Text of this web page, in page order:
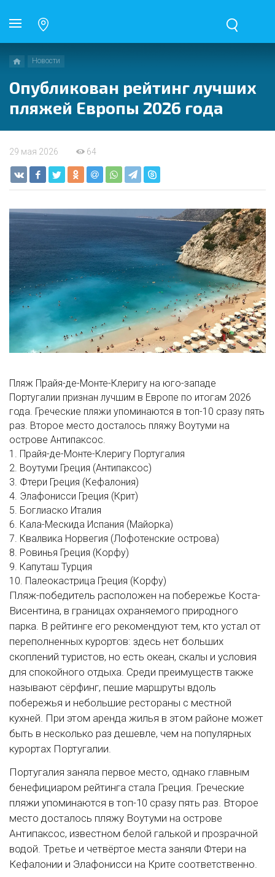
Новости
Опубликован рейтинг лучших
пляжей Европы 2026 года
29 мая 2026 64
Пляж Прайя-де-Монте-Клеригу на юго-западе
Португалии признан лучшим в Европе по итогам 2026
года. Греческие пляжи упоминаются в топ-10 сразу пять
раз. Второе место досталось пляжу Воутуми на
острове Антипаксос.
1. Прайя-де-Монте-Клеригу Португалия
2. Воутуми Греция (Антипаксос)
3. Фтери Греция (Кефалония)
4. Элафонисси Греция (Крит)
5. Боглиаско Италия
6. Кала-Мескида Испания (Майорка)
7. Квалвика Норвегия (Лофотенские острова)
8. Ровинья Греция (Корфу)
9. Капуташ Турция
10. Палеокастрица Греция (Корфу)
Пляж-победитель расположен на побережье Коста-
Висентина, в границах охраняемого природного
парка. В рейтинге его рекомендуют тем, кто устал от
переполненных курортов: здесь нет больших
скоплений туристов, но есть океан, скалы и условия
для спокойного отдыха. Среди преимуществ также
называют сёрфинг, пешие маршруты вдоль
побережья и небольшие рестораны с местной
кухней. При этом аренда жилья в этом районе может
быть в несколько раз дешевле, чем на популярных
курортах Португалии.
Португалия заняла первое место, однако главным
бенефициаром рейтинга стала Греция. Греческие
пляжи упоминаются в топ-10 сразу пять раз. Второе
место досталось пляжу Воутуми на острове
Антипаксос, известном белой галькой и прозрачной
водой. Третье и четвёртое места заняли Фтери на
Кефалонии и Элафонисси на Крите соответственно.